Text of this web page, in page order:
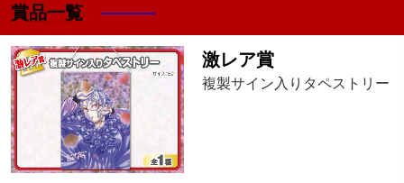
賞品一覧
激レア賞
複製サイン入りタペストリー